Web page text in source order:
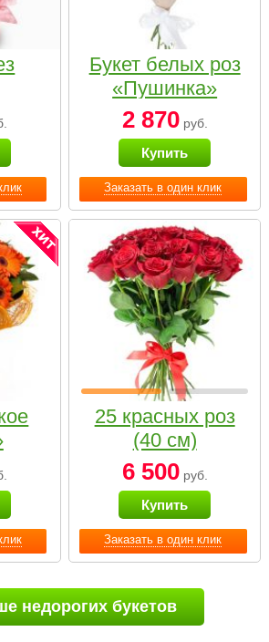
Заказать в один клик
Букет белых роз
«Пушинка»
2 870руб.
Купить
Заказать в один клик
25 красных роз
(40 см)
6 500руб.
Купить
недорогих букетов